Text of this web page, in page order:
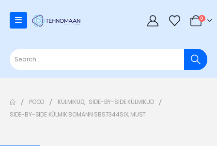
0
POOD KÜLMIKUD, SIDE-BY-SIDE KÜLMIKUD
SIDE-BY-SIDE KÜLMIK BOMANN SBS7344SIX, MUST